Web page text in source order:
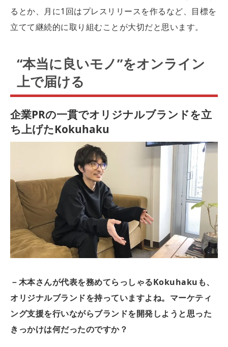
るとか、月に1回はプレスリリースを作るなど、目標を
立てて継続的に取り組むことが大切だと思います。
“本当に良いモノ”をオンライン
上で届ける
企業PRの一貫でオリジナルブランドを立
ち上げたKokuhaku
－木本さんが代表を務めてらっしゃるKokuhakuも、
オリジナルブランドを持っていますよね。マーケティ
ング支援を行いながらブランドを開発しようと思った
きっかけは何だったのですか？